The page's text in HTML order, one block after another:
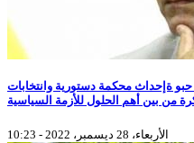
ةإحداث محكمة دستورية وانتخابات
الأربعاء، 28 ديسمبر، 2022 - 10:23